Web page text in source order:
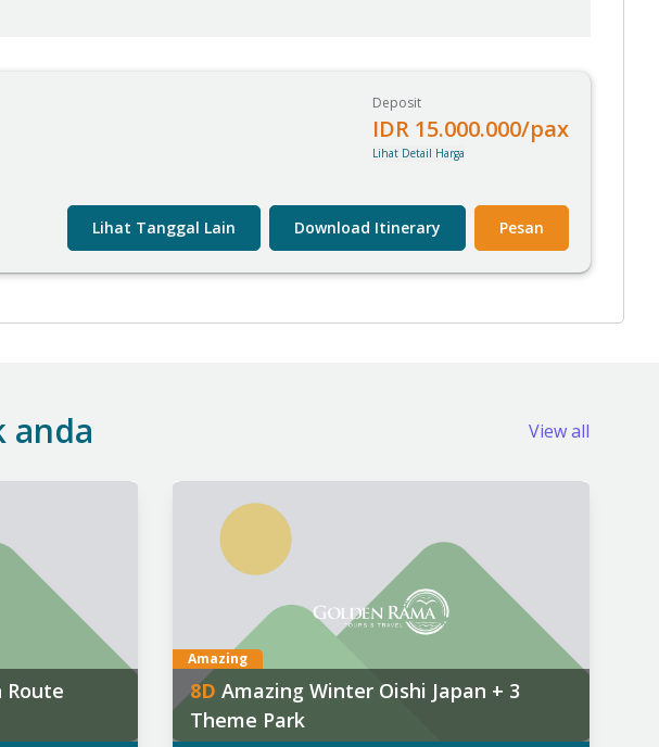
Deposit
IDR 15.000.000/pax
Lihat Detail Harga
Lihat Tanggal Lain Download Itinerary Pesan
anda View all
Route
Amazing
8D Amazing Winter Oishi Japan + 3
Theme Park